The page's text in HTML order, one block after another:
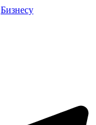
Бизнесу